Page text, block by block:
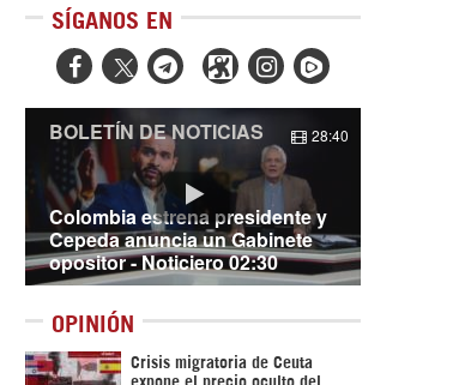
SÍGANOS EN
  
Colombia estrena presidente y
Cepeda anuncia un Gabinete
opositor - Noticiero 02:30
BOLETÍN DE NOTICIAS 28:40
OPINIÓN
Crisis migratoria de Ceuta
expone el precio oculto del